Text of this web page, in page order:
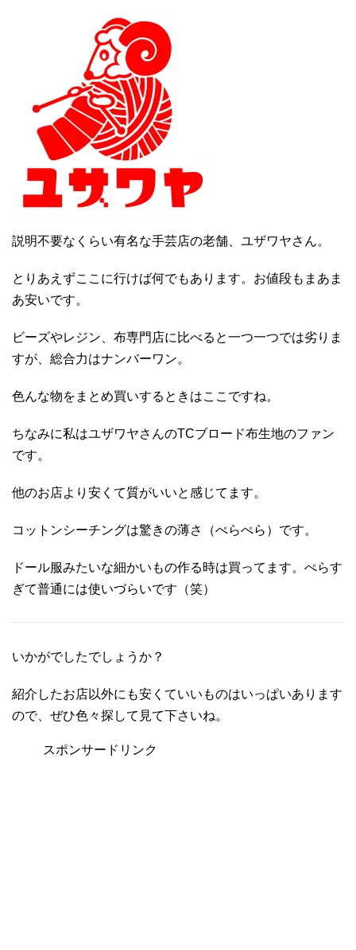
説明不要なくらい有名な手芸店の老舗、ユザワヤさん。
とりあえずここに行けば何でもあります。お値段もまあま
あ安いです。
ビーズやレジン、布専門店に比べると一つ一つでは劣りま
すが、総合力はナンバーワン。
色んな物をまとめ買いするときはここですね。
ちなみに私はユザワヤさんのTCブロード布生地のファン
です。
他のお店より安くて質がいいと感じてます。
コットンシーチングは驚きの薄さ（ぺらぺら）です。
ドール服みたいな細かいもの作る時は買ってます。ぺらす
ぎて普通には使いづらいです（笑）
いかがでしたでしょうか？
紹介したお店以外にも安くていいものはいっぱいあります
ので、ぜひ色々探して見て下さいね。
スポンサードリンク